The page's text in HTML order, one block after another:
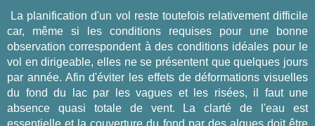
La planification d'un vol reste toutefois relativement difficile
car, même si les conditions requises pour une bonne
observation correspondent à des conditions idéales pour le
vol en dirigeable, elles ne se présentent que quelques jours
par année. Afin d'éviter les effets de déformations visuelles
du fond du lac par les vagues et les risées, il faut une
absence quasi totale de vent. La clarté de l'eau est
essentielle et la couverture du fond par des algues doit être